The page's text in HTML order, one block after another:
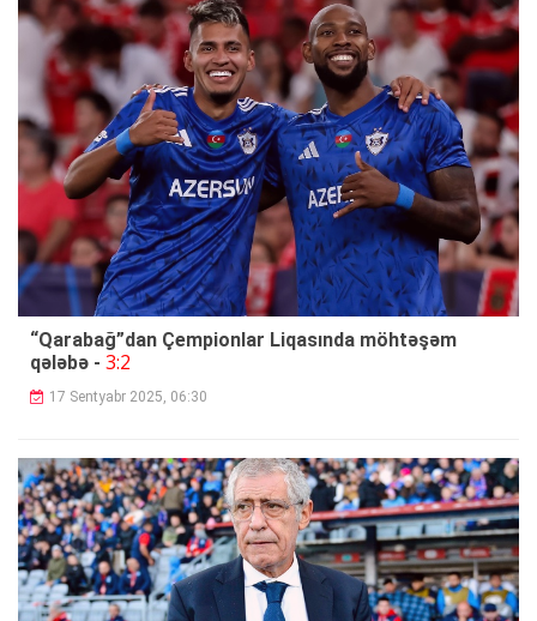
“Qarabağ”dan Çempionlar Liqasında möhtəşəm
qələbə - 3:2
17 Sentyabr 2025, 06:30